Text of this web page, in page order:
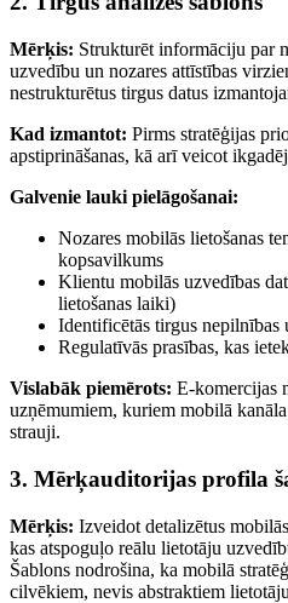
Mērķis: Strukturēt informāciju par
uzvedību un nozares attīstības
nestrukturētus tirgus datus
Kad izmantot: Pirms stratēģijas
apstiprināšanas, kā arī veicot
Galvenie lauki pielāgošanai:
Nozares mobilās lietošanas
kopsavilkums
Klientu mobilās uzvedības
lietošanas laiki)
Identificētās tirgus nepilnības
Regulatīvās prasības, kas
Vislabāk piemērots: E-komercijas
uzņēmumiem, kuriem mobilā
strauji.
3. Mērķauditorijas profila
Mērķis: Izveidot detalizētus
kas atspoguļo reālu lietotāju
Šablons nodrošina, ka mobilā
cilvēkiem, nevis abstraktiem